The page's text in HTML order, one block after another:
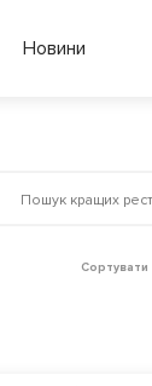
Новини
Сортувати